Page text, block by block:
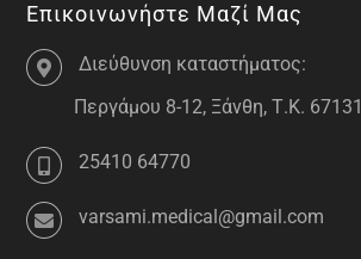
Επικοινωνήστε Μαζί Μας
Διεύθυνση καταστήματος:
Περγάμου 8-12, Ξάνθη, Τ.Κ. 67131
25410 64770
varsami.medical@gmail.com